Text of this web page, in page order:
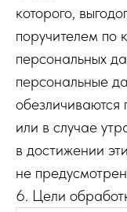
которого,
поручителем по
персональных
персональные
или в случае
в достижении
не
6. Цели